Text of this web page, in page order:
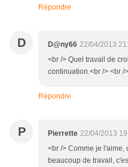
Répondre
D D@ny66 22/04/2013
<br /> Quel travail de
continuation.<br /> <br
Répondre
P Pierrette 22/04/2013
<br /> Comme je l'aime,
beaucoup de travail,